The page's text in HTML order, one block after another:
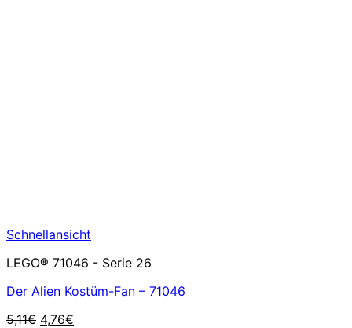
Schnellansicht
LEGO® 71046 - Serie 26
Der Alien Kostüm-Fan – 71046
5,11€ Ursprünglicher
4,76€